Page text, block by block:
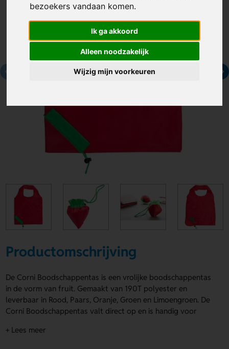
bezoekers vandaan komen.
Ik ga akkoord
Alleen noodzakelijk
Wijzig mijn voorkeuren
Productomschrijving
De Corni Boodschappentas is een vrolijke boodschappentas
in de vorm van fruit. Gemaakt van 190T polyester en
leverbaar in Rood, Paars, Oranje, Groen en Limoengroen. De
Corni Boodschappentas valt direct op en is handig voor
bedrukken met een logo, naam of eigen ontwerp. Zo maak je
+ Lees meer